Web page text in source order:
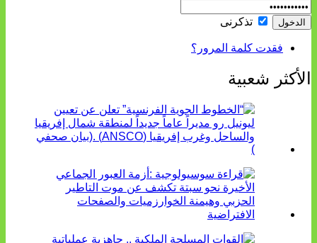
تذكرنى
فقدت كلمة المرور؟
الأكثر شعبية